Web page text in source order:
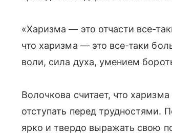
«Харизма — это отчасти все-
что харизма — это все-таки
воли, сила духа, умением
Волочкова считает, что
отступать перед трудностями.
ярко и твердо выражать свою